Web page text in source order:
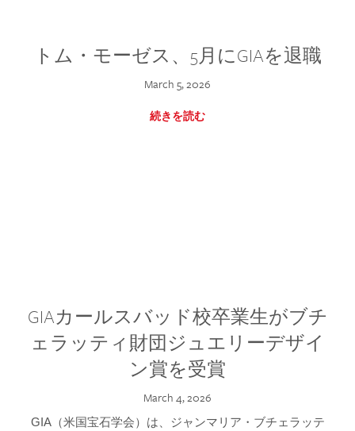
トム・モーゼス、5月にGIAを退職
March 5, 2026
続きを読む
GIAカールスバッド校卒業生がブチ
ェラッティ財団ジュエリーデザイ
ン賞を受賞
March 4, 2026
GIA（米国宝石学会）は、ジャンマリア・ブチェラッテ